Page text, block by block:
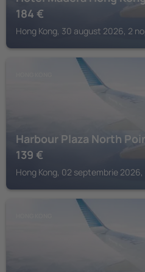
184 €
Hong Kong, 30 august 2026, 2
Harbour Plaza North
139 €
Hong Kong, 02 septembrie